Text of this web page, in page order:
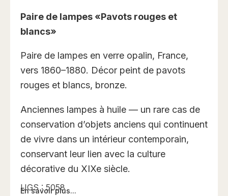
Paire de lampes «Pavots rouges et
blancs»
Paire de lampes en verre opalin, France,
vers 1860–1880. Décor peint de pavots
rouges et blancs, bronze.
Anciennes lampes à huile — un rare cas de
conservation d’objets anciens qui continuent
de vivre dans un intérieur contemporain,
conservant leur lien avec la culture
décorative du XIXe siècle.
En savoir plus...
UGS :5058